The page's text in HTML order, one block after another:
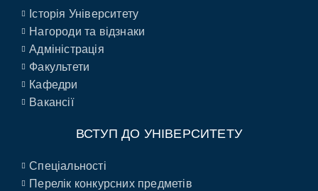
Історія Університету
Нагороди та відзнаки
Адміністрація
Факультети
Кафедри
Вакансії
ВСТУП ДО УНІВЕРСИТЕТУ
Спеціальності
Перелік конкурсних предметів